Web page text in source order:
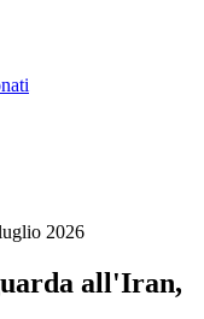
2026
all'Iran,